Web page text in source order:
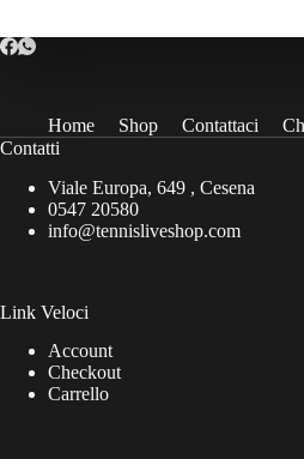
Home Shop Contattaci
Contatti
Viale Europa, 649 , Cesena
0547 20580
info@tennisliveshop.com
Link Veloci
Account
Checkout
Carrello